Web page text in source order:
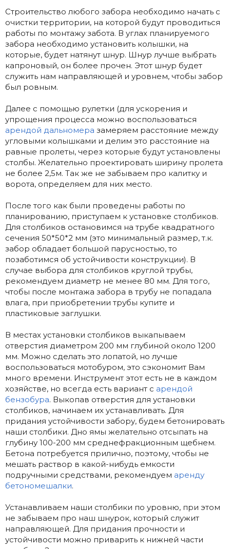
Строительство любого забора необходимо начать с
очистки территории, на которой будут проводиться
работы по монтажу забота. В углах планируемого
забора необходимо установить колышки, на
которые, будет натянут шнур. Шнур лучше выбрать
капроновый, он более прочен. Этот шнур будет
служить нам направляющей и уровнем, чтобы забор
был ровным.
Далее с помощью рулетки (для ускорения и
упрощения процесса можно воспользоваться
арендой дальномера замеряем расстояние между
угловыми колышками и делим это расстояние на
равные пролеты, через которые будут установлены
столбы. Желательно проектировать ширину пролета
не более 2,5м. Так же не забываем про калитку и
ворота, определяем для них место.
После того как были проведены работы по
планированию, приступаем к установке столбиков.
Для столбиков остановимся на трубе квадратного
сечения 50*50*2 мм (это минимальный размер, т.к.
забор обладает большой парусностью, то
позаботимся об устойчивости конструкции). В
случае выбора для столбиков круглой трубы,
рекомендуем диаметр не менее 80 мм. Для того,
чтобы после монтажа забора в трубу не попадала
влага, при приобретении трубы купите и
пластиковые заглушки.
В местах установки столбиков выкапываем
отверстия диаметром 200 мм глубиной около 1200
мм. Можно сделать это лопатой, но лучше
воспользоваться мотобуром, это сэкономит Вам
много времени. Инструмент этот есть не в каждом
хозяйстве, но всегда есть вариант с арендой
бензобура. Выкопав отверстия для установки
столбиков, начинаем их устанавливать. Для
придания устойчивости забору, будем бетонировать
наши столбики. Дно ямы желательно отсыпать на
глубину 100-200 мм среднефракционным щебнем.
Бетона потребуется прилично, поэтому, чтобы не
мешать раствор в какой-нибудь емкости
подручными средствами, рекомендуем аренду
бетономешалки.
Устанавливаем наши столбики по уровню, при этом
не забываем про наш шнурок, который служит
направляющей. Для придания прочности и
устойчивости можно приварить к нижней части